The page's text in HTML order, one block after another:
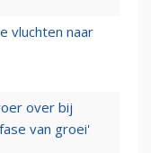
vluchten naar
over bij
van groei'